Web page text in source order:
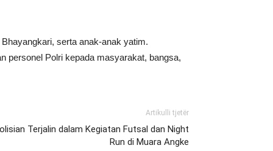
serta anak-anak yatim.
personel Polri kepada masyarakat, bangsa,
Artikulli tjetër
Terjalin dalam Kegiatan Futsal dan Night
Run di Muara Angke